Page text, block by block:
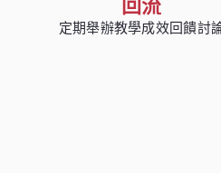
回流
定期舉辦教學成效回饋討